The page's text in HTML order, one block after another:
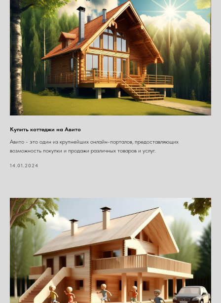
Купить коттеджи на Авито
Авито - это один из крупнейших онлайн-порталов, предоставляющих
возможность покупки и продажи различных товаров и услуг.
14.01.2024